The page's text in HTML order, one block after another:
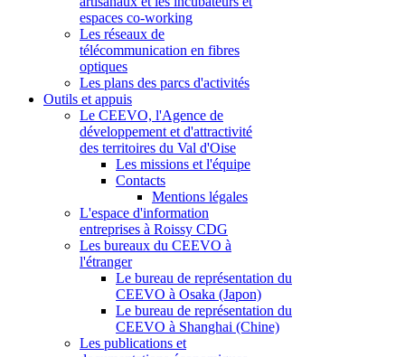
espaces co-working
Les réseaux de
télécommunication en fibres
optiques
Les plans des parcs d'activités
Outils et appuis
Le CEEVO, l'Agence de
développement et d'attractivité
des territoires du Val d'Oise
Les missions et l'équipe
Contacts
Mentions légales
L'espace d'information
entreprises à Roissy CDG
Les bureaux du CEEVO à
l'étranger
Le bureau de représentation du
CEEVO à Osaka (Japon)
Le bureau de représentation du
CEEVO à Shanghai (Chine)
Les publications et